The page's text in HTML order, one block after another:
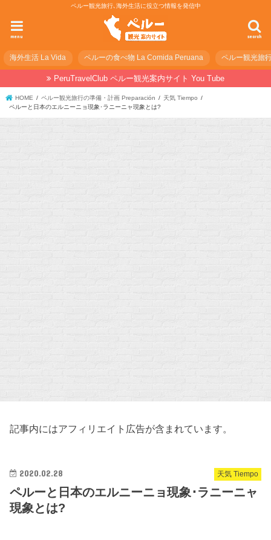
ペルー観光旅行､海外生活に役立つ情報を発信中
search
menu
海外生活 La Vida ペルーの食べ物 La Comida Peruana ペルー観光旅
PeruTravelClub ペルー観光案内サイト You Tube
HOME ペルー観光旅行の準備・計画 Preparación
天気 Tiempo
ペルーと日本のエルニーニョ現象･ラニーニャ現象とは?
記事内にはアフィリエイト広告が含まれています。
天気 Tiempo
2020.02.28
ペルーと日本のエルニーニョ現象･ラニーニャ
現象とは?